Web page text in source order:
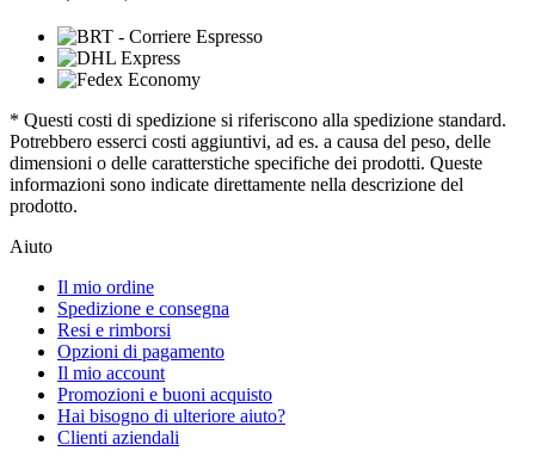
* Questi costi di spedizione si riferiscono alla spedizione standard.
Potrebbero esserci costi aggiuntivi, ad es. a causa del peso, delle
dimensioni o delle caratterstiche specifiche dei prodotti. Queste
informazioni sono indicate direttamente nella descrizione del
prodotto.
Aiuto
Il mio ordine
Spedizione e consegna
Resi e rimborsi
Opzioni di pagamento
Il mio account
Promozioni e buoni acquisto
Hai bisogno di ulteriore aiuto?
Clienti aziendali